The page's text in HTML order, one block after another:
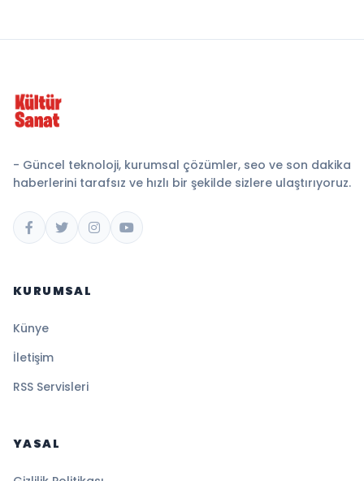
- Güncel teknoloji, kurumsal çözümler, seo ve son dakika
haberlerini tarafsız ve hızlı bir şekilde sizlere ulaştırıyoruz.
KURUMSAL
Künye
İletişim
RSS Servisleri
YASAL